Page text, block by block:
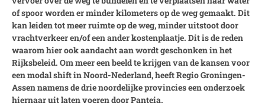
of spoor worden er minder kilometers op de weg gemaakt. Dit
kan leiden tot meer ruimte op de weg, minder uitstoot door
vrachtverkeer en/of een ander kostenplaatje. Dit is de reden
waarom hier ook aandacht aan wordt geschonken in het
Rijksbeleid. Om meer een beeld te krijgen van de kansen voor
een modal shift in Noord-Nederland, heeft Regio Groningen-
Assen namens de drie noordelijke provincies een onderzoek
hiernaar uit laten voeren door Panteia.